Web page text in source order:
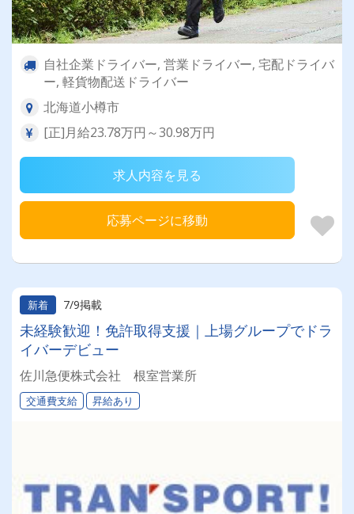
自社企業ドライバー, 営業ドライバー, 宅配ドライバ
ー, 軽貨物配送ドライバー
北海道小樽市
[正]月給23.78万円～30.98万円
求人内容を見る
応募ページに移動
新着 7/9掲載
未経験歓迎！免許取得支援｜上場グループでドラ
イバーデビュー
佐川急便株式会社 根室営業所
交通費支給 昇給あり